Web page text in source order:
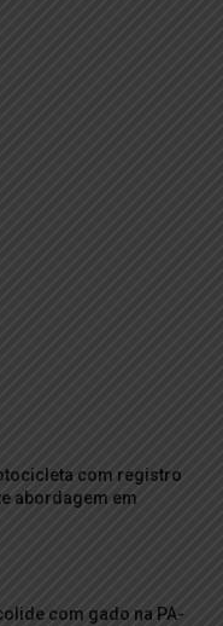
com registro
abordagem em
com gado na PA-